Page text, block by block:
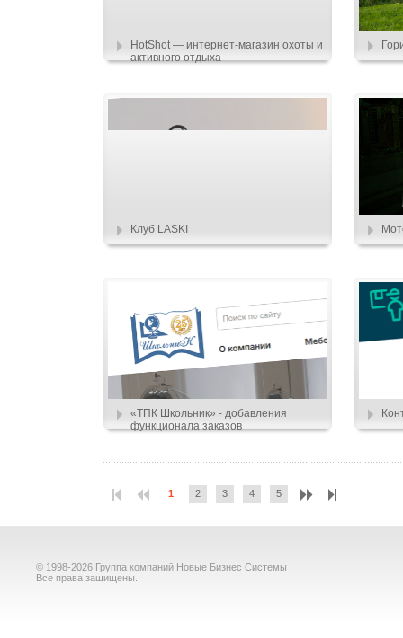
HotShot — интернет-магазин охоты и
активного отдыха
Клуб LASKI
«ТПК Школьник» - добавления
функционала заказов
1 2 3 4 5
© 1998-2026 Группа компаний Новые Бизнес Системы
Все права защищены.